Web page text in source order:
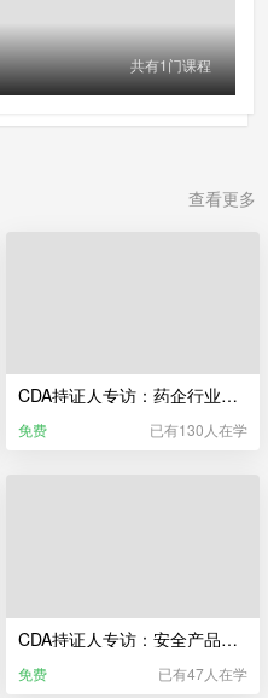
共有1门课程
查看更多
CDA持证人专访：药企行业，做数据分析师是什么体验？
免费 已有130人在学
CDA持证人专访：安全产品研发，大数据能起到什么作用？
免费 已有47人在学